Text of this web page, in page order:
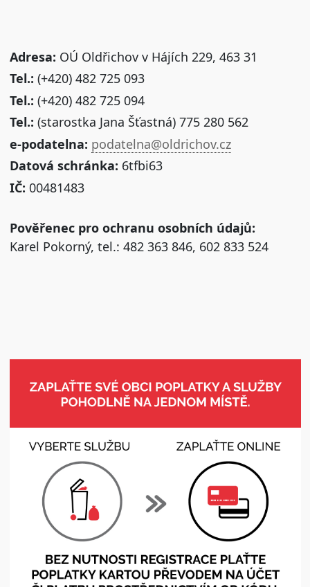
Adresa: OÚ Oldřichov v Hájích 229, 463 31
Tel.: (+420) 482 725 093
Tel.: (+420) 482 725 094
Tel.: (starostka Jana Šťastná) 775 280 562
e-podatelna: podatelna@oldrichov.cz
Datová schránka: 6tfbi63
IČ: 00481483
Pověřenec pro ochranu osobních údajů:
Karel Pokorný, tel.: 482 363 846, 602 833 524